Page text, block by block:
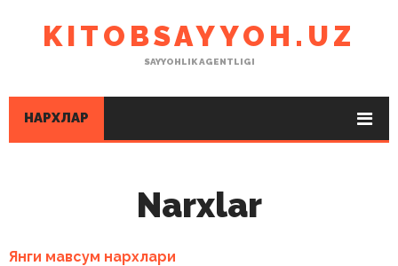
KITOBSAYYOH.UZ
SAYYOHLIK AGENTLIGI
НАРХЛАР
Narxlar
Янги мавсум нархлари